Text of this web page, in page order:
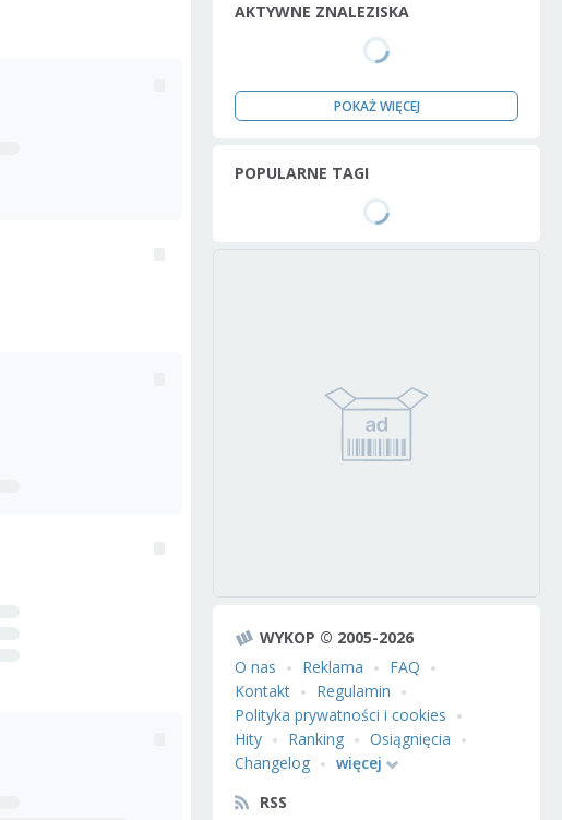
AKTYWNE ZNALEZISKA
POKAŻ WIĘCEJ
POPULARNE TAGI
WYKOP © 2005-2026
O nas
Reklama
FAQ
Kontakt
Regulamin
Polityka prywatności i cookies
Hity
Ranking
Osiągnięcia
Changelog
więcej
RSS